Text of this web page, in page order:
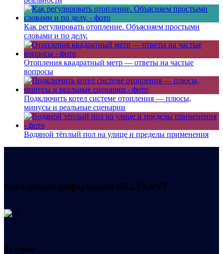
Как регулировать отопление. Объясняем простыми
словами и по делу.
Отопления квадратный метр — ответы на частые
вопросы
Подключить котел системе отопления — плюсы,
минусы и реальные сценарии
Водяной тёплый пол на улице и пределы применения
Контактная информация HELPSANT
Телефон